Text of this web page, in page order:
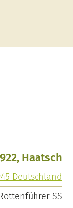
Haatsch
Deutschland
Rottenführer SS